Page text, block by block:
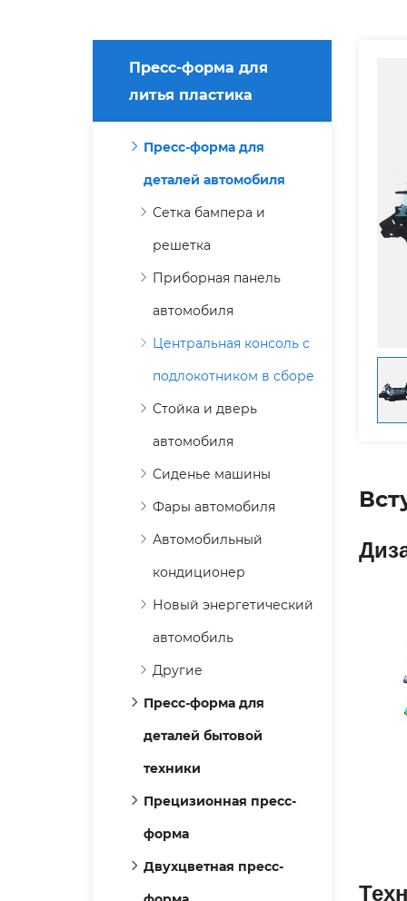
Пресс-форма для
литья пластика
Пресс-форма для
деталей автомобиля
Сетка бампера и
решетка
Приборная панель
автомобиля
Центральная консоль с
подлокотником в сборе
Стойка и дверь
автомобиля
Сиденье машины
Фары автомобиля
Автомобильный
кондиционер
Новый энергетический
автомобиль
Другие
Пресс-форма для
деталей бытовой
техники
Прецизионная пресс-
форма
Двухцветная пресс-